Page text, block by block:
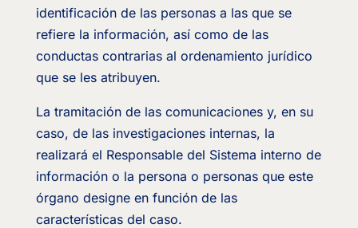
identificación de las personas a las que se
refiere la información, así como de las
conductas contrarias al ordenamiento jurídico
que se les atribuyen.
La tramitación de las comunicaciones y, en su
caso, de las investigaciones internas, la
realizará el Responsable del Sistema interno de
información o la persona o personas que este
órgano designe en función de las
características del caso.